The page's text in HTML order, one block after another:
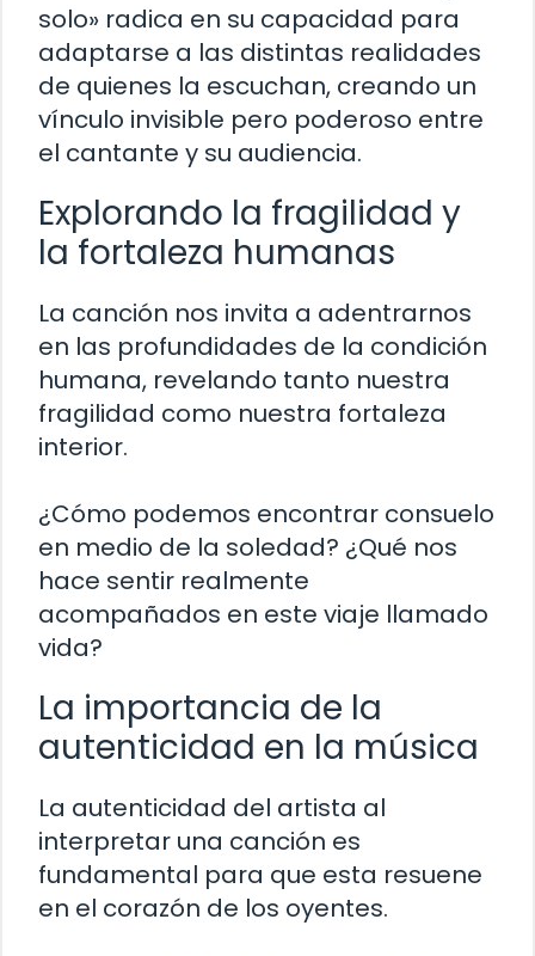
solo» radica en su capacidad para
adaptarse a las distintas realidades
de quienes la escuchan, creando un
vínculo invisible pero poderoso entre
el cantante y su audiencia.
Explorando la fragilidad y
la fortaleza humanas
La canción nos invita a adentrarnos
en las profundidades de la condición
humana, revelando tanto nuestra
fragilidad como nuestra fortaleza
interior.
¿Cómo podemos encontrar consuelo
en medio de la soledad? ¿Qué nos
hace sentir realmente
acompañados en este viaje llamado
vida?
La importancia de la
autenticidad en la música
La autenticidad del artista al
interpretar una canción es
fundamental para que esta resuene
en el corazón de los oyentes.